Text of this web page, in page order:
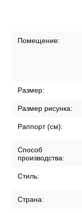
Помещение:
Размер:
Размер рисунка:
Раппорт (см):
Способ
производства:
Стиль:
Страна: